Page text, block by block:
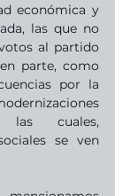
económica y
las que no
al partido
parte, como
por la
las cuales,
se ven